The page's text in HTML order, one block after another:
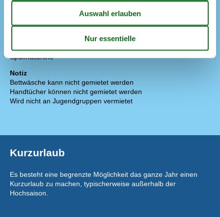
Kaffeemaschine
Mikrowelle
Spülmaschine
Notiz
Bettwäsche kann nicht gemietet werden
Handtücher können nicht gemietet werden
Wird nicht an Jugendgruppen vermietet
Kurzurlaub
Es besteht eine begrenzte Möglichkeit das ganze Jahr einen
Kurzurlaub zu machen, typischerweise außerhalb der
Hochsaison.